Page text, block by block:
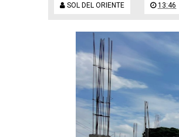
SOL DEL ORIENTE 13:46